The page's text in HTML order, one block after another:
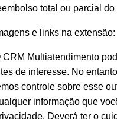
total ou parcial
e links na extensão:
CRM Multiatendimento
de interesse. No
controle sobre esse
informação que
Deverá ter o